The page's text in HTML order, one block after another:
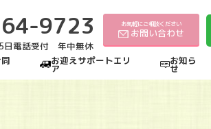
9723
電話受付 年中無休
お気軽にご相談ください
お問い合わせ
お迎えサポートエリ
ア
お知ら
せ